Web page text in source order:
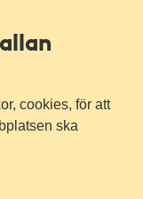
cookies, för att
ska